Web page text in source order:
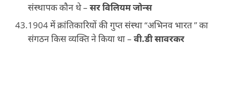
संस्थापक कौन थे – सर विलियम जोन्स
1904 में क्रांतिकारियों की गुप्त संस्था “अभिनव भारत ” का
संगठन किस व्यक्ति ने किया था – वी.डी सावरकर